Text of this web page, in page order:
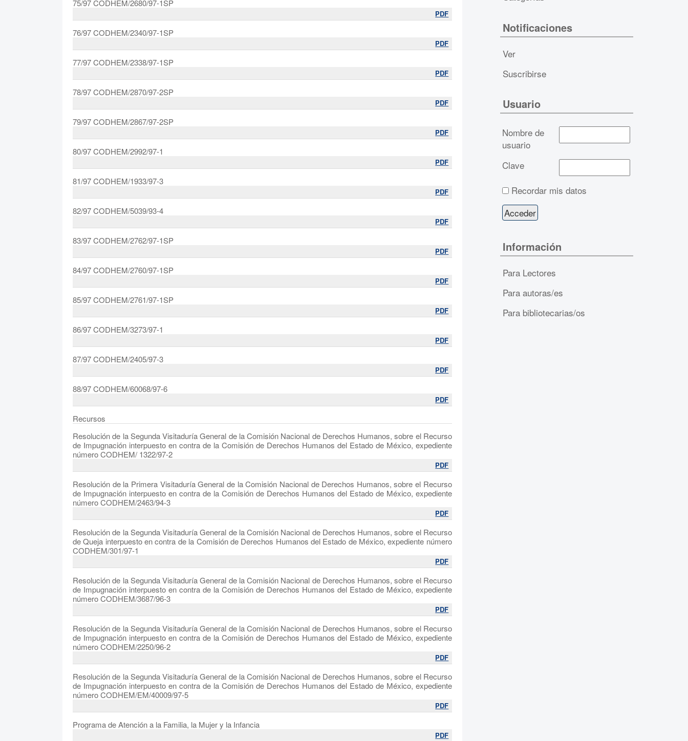
75/97 CODHEM/2680/97-1SP
PDF
76/97 CODHEM/2340/97-1SP
PDF
77/97 CODHEM/2338/97-1SP
PDF
78/97 CODHEM/2870/97-2SP
PDF
79/97 CODHEM/2867/97-2SP
PDF
80/97 CODHEM/2992/97-1
PDF
81/97 CODHEM/1933/97-3
PDF
82/97 CODHEM/5039/93-4
PDF
83/97 CODHEM/2762/97-1SP
PDF
84/97 CODHEM/2760/97-1SP
PDF
85/97 CODHEM/2761/97-1SP
PDF
86/97 CODHEM/3273/97-1
PDF
87/97 CODHEM/2405/97-3
PDF
88/97 CODHEM/60068/97-6
PDF
Recursos
Resolución de la Segunda Visitaduría General de la Comisión Nacional de Derechos Humanos, sobre el Recurso
de Impugnación interpuesto en contra de la Comisión de Derechos Humanos del Estado de México, expediente
número CODHEM/ 1322/97-2
PDF
Resolución de la Primera Visitaduría General de la Comisión Nacional de Derechos Humanos, sobre el Recurso
de Impugnación interpuesto en contra de la Comisión de Derechos Humanos del Estado de México, expediente
número CODHEM/2463/94-3
PDF
Resolución de la Segunda Visitaduría General de la Comisión Nacional de Derechos Humanos, sobre el Recurso
de Queja interpuesto en contra de la Comisión de Derechos Humanos del Estado de México, expediente número
CODHEM/301/97-1
PDF
Resolución de la Segunda Visitaduría General de la Comisión Nacional de Derechos Humanos, sobre el Recurso
de Impugnación interpuesto en contra de la Comisión de Derechos Humanos del Estado de México, expediente
número CODHEM/3687/96-3
PDF
Resolución de la Segunda Visitaduría General de la Comisión Nacional de Derechos Humanos, sobre el Recurso
de Impugnación interpuesto en contra de la Comisión de Derechos Humanos del Estado de México, expediente
número CODHEM/2250/96-2
PDF
Resolución de la Segunda Visitaduría General de la Comisión Nacional de Derechos Humanos, sobre el Recurso
de Impugnación interpuesto en contra de la Comisión de Derechos Humanos del Estado de México, expediente
número CODHEM/EM/40009/97-5
PDF
Programa de Atención a la Familia, la Mujer y la Infancia
PDF
Notificaciones
Ver
Suscribirse
Usuario
Nombre de
usuario
Clave
Recordar mis datos
Información
Para Lectores
Para autoras/es
Para bibliotecarias/os